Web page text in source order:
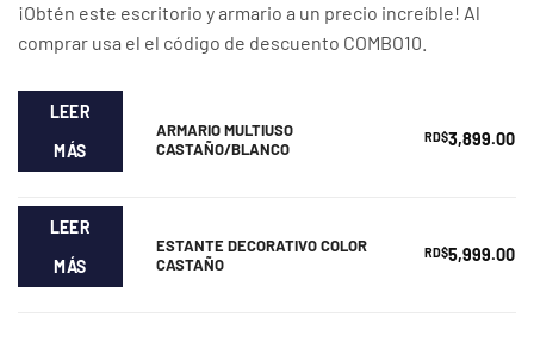
precios:
desde
RD$5,999.00
¡Obtén este escritorio y armario a un precio increíble! Al
comprar usa el el código de descuento COMBO10.
LEER
MÁS
ARMARIO MULTIUSO
CASTAÑO/BLANCO
RD$3,899.00
LEER
MÁS
ESTANTE DECORATIVO COLOR
CASTAÑO
RD$5,999.00